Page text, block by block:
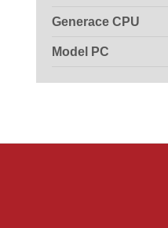
Generace CPU
Model PC